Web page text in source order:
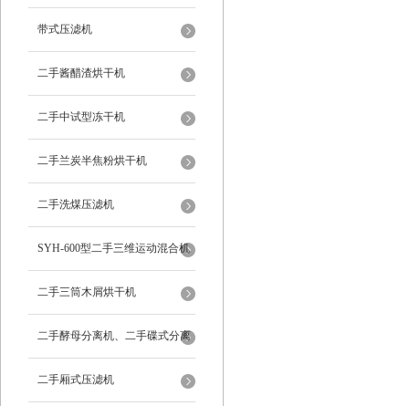
带式压滤机
二手酱醋渣烘干机
二手中试型冻干机
二手兰炭半焦粉烘干机
二手洗煤压滤机
SYH-600型二手三维运动混合机
二手三筒木屑烘干机
二手酵母分离机、二手碟式分离
机
二手厢式压滤机